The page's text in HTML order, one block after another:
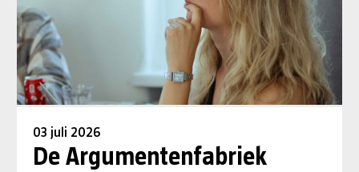
03 juli 2026
De Argumentenfabriek